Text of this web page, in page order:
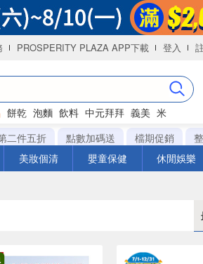
PROSPERITY PLAZA APP下載 登入
餅乾 泡麵 飲料 中元拜拜 義美 米
二件五折 點數加碼送 檔期促銷
美妝個清 嬰童保健 休閒娛樂